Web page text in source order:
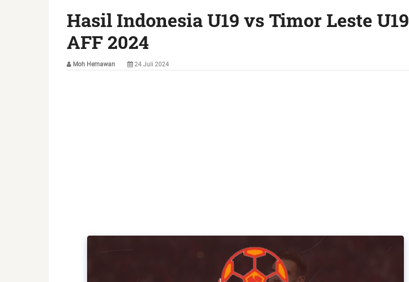
Hasil Indonesia U19 vs Timor Leste U19
AFF 2024
Moh Hernawan 24 Juli 2024